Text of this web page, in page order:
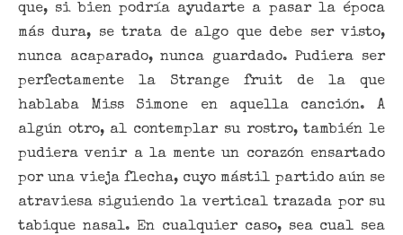
que, si bien podría ayudarte a pasar la época
más dura, se trata de algo que debe ser visto,
nunca acaparado, nunca guardado. Pudiera ser
perfectamente la Strange fruit de la que
hablaba Miss Simone en aquella canción. A
algún otro, al contemplar su rostro, también le
pudiera venir a la mente un corazón ensartado
por una vieja flecha, cuyo mástil partido aún se
atraviesa siguiendo la vertical trazada por su
tabique nasal. En cualquier caso, sea cual sea